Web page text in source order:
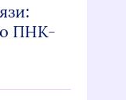
ПНК-